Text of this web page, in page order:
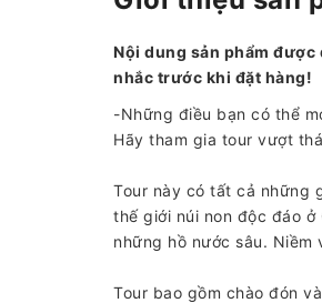
Nội dung sản phẩm
nhắc trước khi đặt hàng!
-Những điều bạn có thể
Hãy tham gia tour vượt
Tour này có tất cả những
thế giới núi non độc đáo
những hồ nước sâu.
Tour bao gồm chào đón